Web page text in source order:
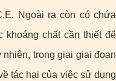
Ngoài ra còn có chứa
khoáng chất cần thiết để
trong giai giai đoạn
tác hại của việc sử dụng